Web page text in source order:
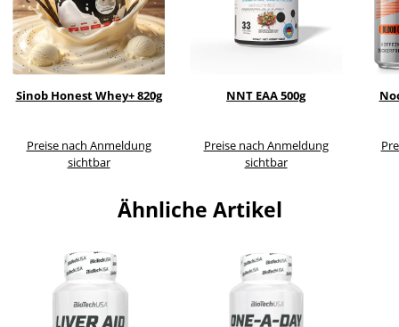
Sinob Honest Whey+ 820g
Preise nach Anmeldung
sichtbar
NNT EAA 500g
Preise nach Anmeldung
sichtbar
Ähnliche Artikel